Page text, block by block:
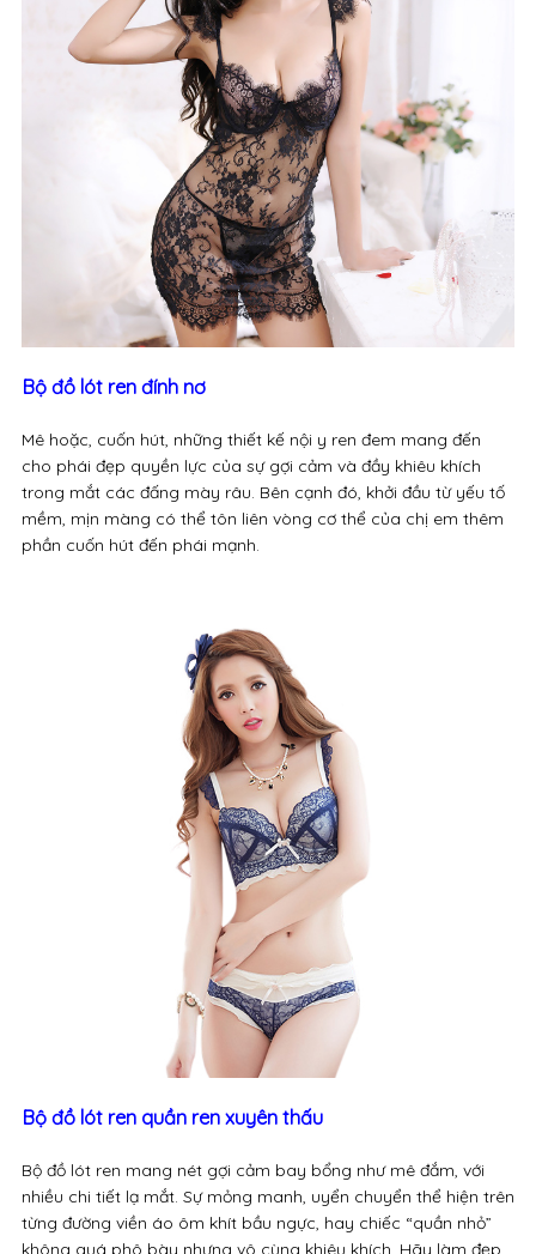
Bộ đồ lót ren đính nơ
Mê hoặc, cuốn hút, những thiết kế nội y ren đem mang đến
cho phái đẹp quyền lực của sự gợi cảm và đầy khiêu khích
trong mắt các đấng mày râu. Bên cạnh đó, khởi đầu từ yếu tố
mềm, mịn màng có thể tôn liên vòng cơ thể của chị em thêm
phần cuốn hút đến phái mạnh.
Bộ đồ lót ren quần ren xuyên thấu
Bộ đồ lót ren mang nét gợi cảm bay bổng như mê đắm, với
nhiều chi tiết lạ mắt. Sự mỏng manh, uyển chuyển thể hiện trên
từng đường viền áo ôm khít bầu ngực, hay chiếc “quần nhỏ”
không quá phô bày nhưng vô cùng khiêu khích. Hãy làm đẹp